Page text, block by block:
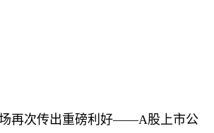
再次传出重磅利好——A股上市公